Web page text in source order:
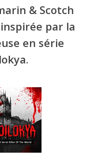
& Scotch
par la
en série